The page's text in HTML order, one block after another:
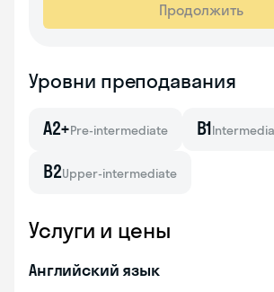
Продолжить
Уровни преподавания
A2+Pre-intermediate B1
B2Upper-intermediate
Услуги и цены
Английский язык